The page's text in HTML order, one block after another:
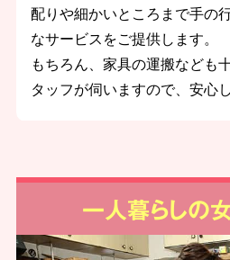
配りや細かいところまで手の
なサービスをご提供します。
もちろん、家具の運搬なども
タッフが伺いますので、安心
一人暮らしの